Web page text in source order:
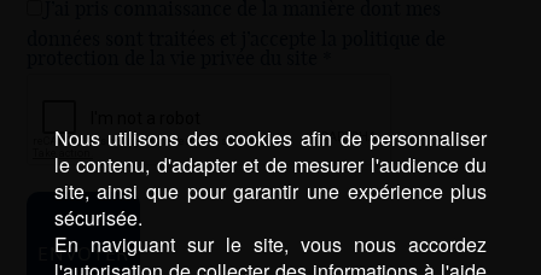
Nous utilisons des cookies afin de personnaliser
le contenu, d'adapter et de mesurer l'audience du
site, ainsi que pour garantir une expérience plus
sécurisée.
En naviguant sur le site, vous nous accordez